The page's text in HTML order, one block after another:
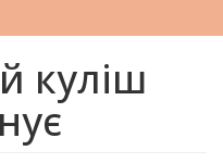
куліш